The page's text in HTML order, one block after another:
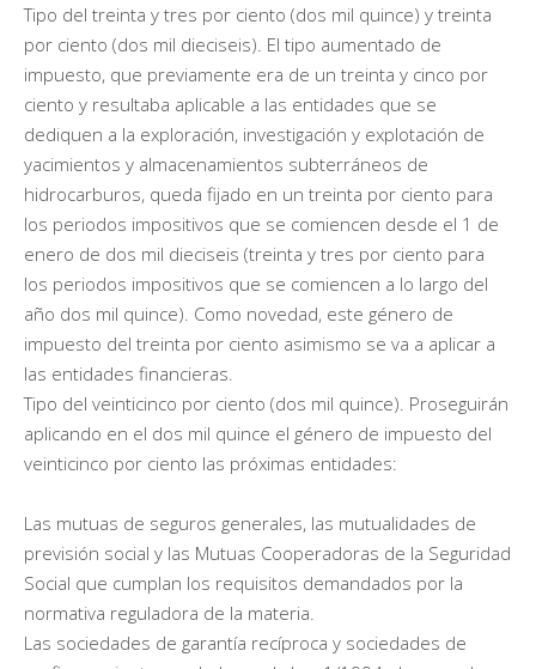
Tipo del treinta y tres por ciento (dos mil quince) y treinta
por ciento (dos mil dieciseis). El tipo aumentado de
impuesto, que previamente era de un treinta y cinco por
ciento y resultaba aplicable a las entidades que se
dediquen a la exploración, investigación y explotación de
yacimientos y almacenamientos subterráneos de
hidrocarburos, queda fijado en un treinta por ciento para
los periodos impositivos que se comiencen desde el 1 de
enero de dos mil dieciseis (treinta y tres por ciento para
los periodos impositivos que se comiencen a lo largo del
año dos mil quince). Como novedad, este género de
impuesto del treinta por ciento asimismo se va a aplicar a
las entidades financieras.
Tipo del veinticinco por ciento (dos mil quince). Proseguirán
aplicando en el dos mil quince el género de impuesto del
veinticinco por ciento las próximas entidades:
Las mutuas de seguros generales, las mutualidades de
previsión social y las Mutuas Cooperadoras de la Seguridad
Social que cumplan los requisitos demandados por la
normativa reguladora de la materia.
Las sociedades de garantía recíproca y sociedades de